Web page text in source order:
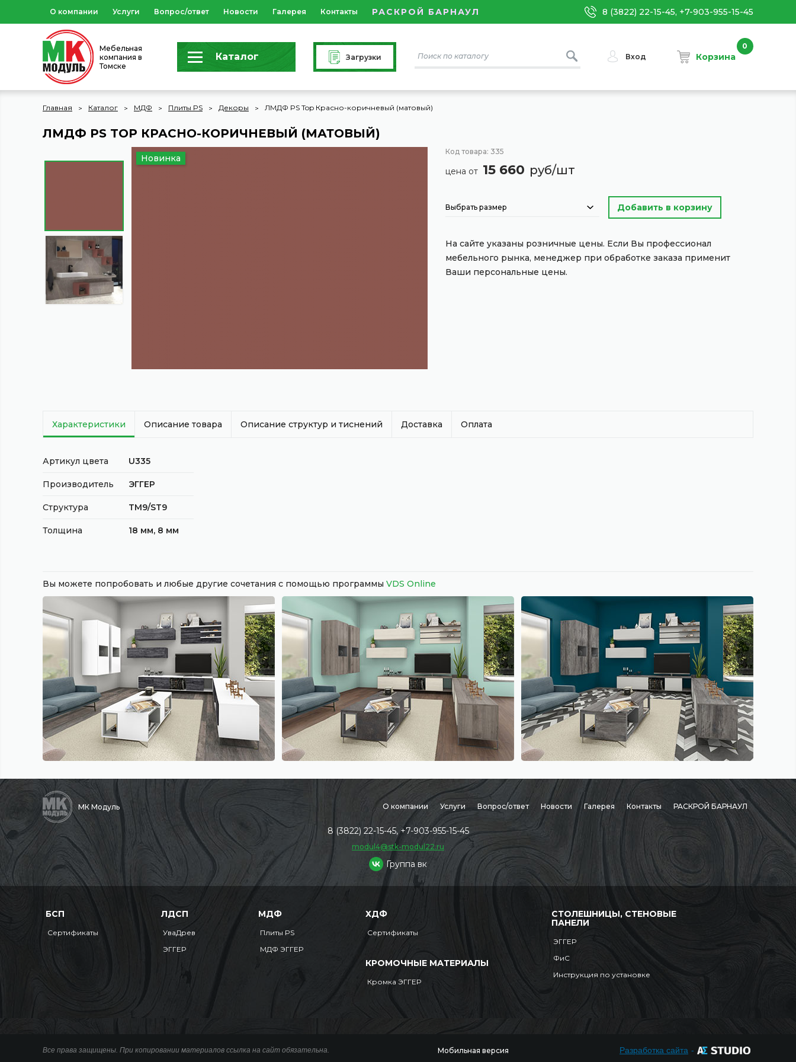
О компании Услуги Вопрос/ответ Новости Галерея Контакты РАСКРОЙ БАРНАУЛ 8 (3822) 22-15-45, +7-903-955-15-45
Мебельная
компания в
Томске
Каталог Загрузки Вход Корзина
0
Главная Каталог МДФ Плиты PS Декоры ЛМДФ PS Top Красно-коричневый (матовый)
ЛМДФ PS TOP КРАСНО-КОРИЧНЕВЫЙ (МАТОВЫЙ)
Новинка
Код товара: 335
цена от 15 660 руб/шт
Выбрать размер
На сайте указаны розничные цены. Если Вы профессионал
мебельного рынка, менеджер при обработке заказа применит
Ваши персональные цены.
Характеристики Описание товара Описание структур и тиснений Доставка Оплата
Артикул цвета U335
Производитель ЭГГЕР
Структура TM9/ST9
Толщина 18 мм, 8 мм
Вы можете попробовать и любые другие сочетания с помощью программы VDS Online
МК Модуль О компании Услуги Вопрос/ответ Новости Галерея Контакты РАСКРОЙ БАРНАУЛ
8 (3822) 22-15-45, +7-903-955-15-45
modul4@stk-modul22.ru
Группа вк
БСП
Сертификаты
ЛДСП
УваДрев
ЭГГЕР
МДФ
Плиты PS
МДФ ЭГГЕР
ХДФ
Сертификаты
КРОМОЧНЫЕ МАТЕРИАЛЫ
Кромка ЭГГЕР
СТОЛЕШНИЦЫ, СТЕНОВЫЕ
ПАНЕЛИ
ЭГГЕР
ФиС
Инструкция по установке
Все права защищены. При копировании материалов ссылка на сайт обязательна. Мобильная версия Разработка сайта -